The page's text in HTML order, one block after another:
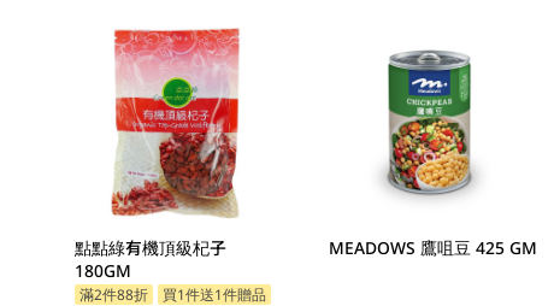
點點綠有機頂級杞子
180GM
滿2件88折 買1件送1件贈品
MEADOWS 鷹咀豆 425 GM